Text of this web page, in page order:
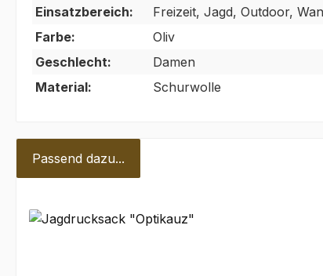
Einsatzbereich:
Freizeit, Jagd, Outdoor,
Farbe:
Oliv
Geschlecht:
Damen
Material:
Schurwolle
Passend dazu...